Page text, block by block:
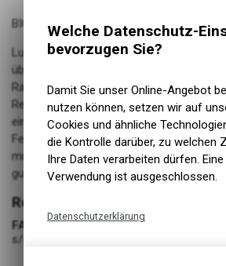
BIG APPLE
Luft-Federung direkt eingebaut. Mit dem
über zehn Jahren der Trend zum
Radfahren ganz ohne aufwändige
Reifen wird als natürliche Federung
ein Balloonbike wunderbar leicht und mit
Federungswirkung. Ein normaler Reifen
mm muss mit 4 Bar knallhart aufgepumpt
gut zu rollen.
Reifen Fahrrad
FARBE
s/s
Welche Datenschutz-
bevorzugen Sie?
Damit Sie unser Online-Angebot
nutzen können, setzen wir auf
Cookies und ähnliche
die Kontrolle darüber, zu welchen
Ihre Daten verarbeiten dürfen.
Verwendung ist ausgeschlossen.
Datenschutzerklärung